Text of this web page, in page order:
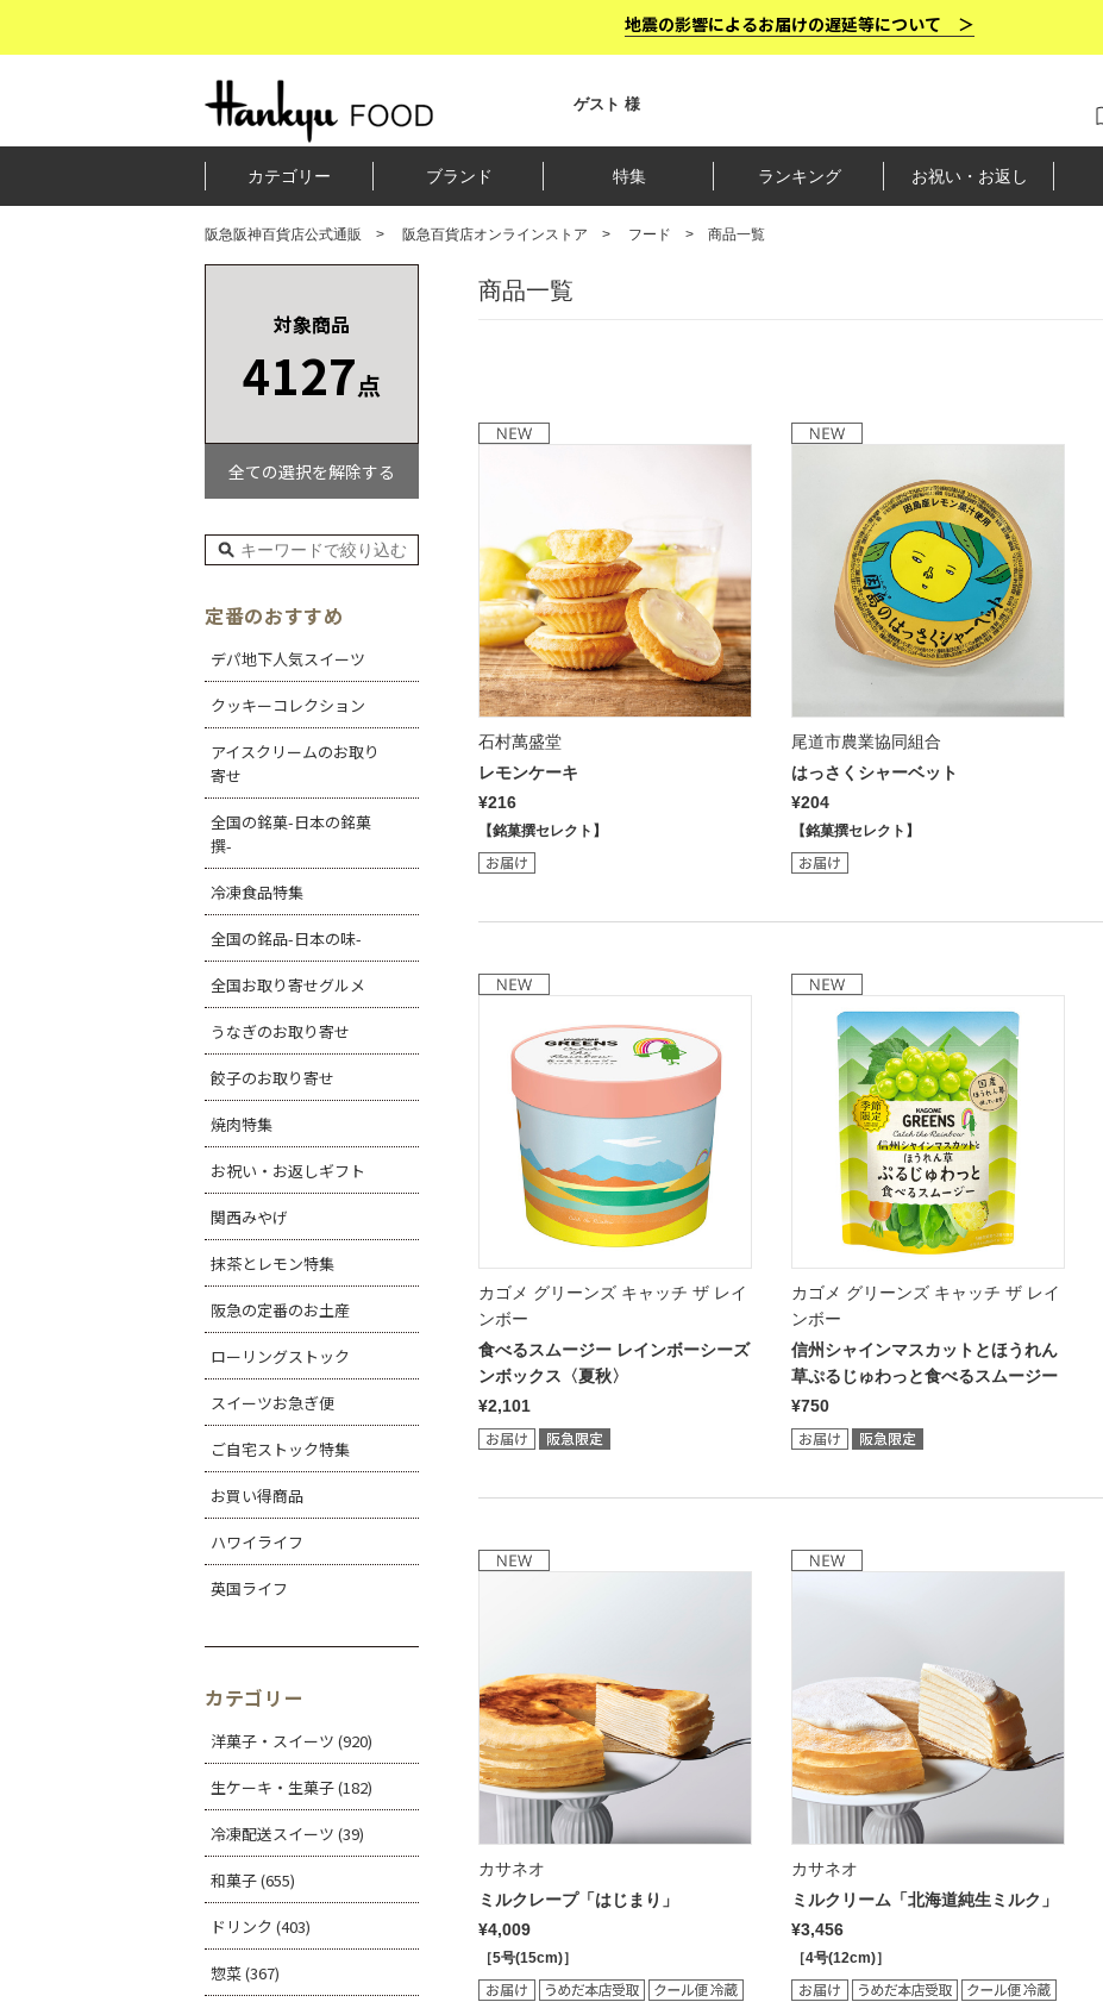
地震の影響によるお届けの遅延等について ＞
ゲスト 様
カテゴリー ブランド 特集 ランキング お祝い・お返し
阪急阪神百貨店公式通販 阪急百貨店オンラインストア フード 商品一覧
商品一覧
石村萬盛堂
レモンケーキ
¥216
【銘菓撰セレクト】
尾道市農業協同組合
はっさくシャーベット
¥204
【銘菓撰セレクト】
カゴメ グリーンズ キャッチ ザ レイ
ンボー
食べるスムージー レインボーシーズ
ンボックス〈夏秋〉
¥2,101
カゴメ グリーンズ キャッチ ザ レイ
ンボー
信州シャインマスカットとほうれん
草ぷるじゅわっと食べるスムージー
¥750
カサネオ
ミルクレープ「はじまり」
¥4,009
［5号(15cm)］
カサネオ
ミルクリーム「北海道純生ミルク」
¥3,456
［4号(12cm)］
対象商品
4127点
全ての選択を解除する
定番のおすすめ
デパ地下人気スイーツ
クッキーコレクション
アイスクリームのお取り
寄せ
全国の銘菓-日本の銘菓
撰-
冷凍食品特集
全国の銘品-日本の味-
全国お取り寄せグルメ
うなぎのお取り寄せ
餃子のお取り寄せ
焼肉特集
お祝い・お返しギフト
関西みやげ
抹茶とレモン特集
阪急の定番のお土産
ローリングストック
スイーツお急ぎ便
ご自宅ストック特集
お買い得商品
ハワイライフ
英国ライフ
カテゴリー
洋菓子・スイーツ (920)
生ケーキ・生菓子 (182)
冷凍配送スイーツ (39)
和菓子 (655)
ドリンク (403)
惣菜 (367)